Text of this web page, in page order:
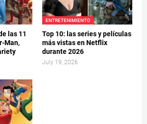
las 11
Man,
ENTRETENIMIENTO
Top 10: las series y películas
más vistas en Netflix
durante 2026
July 19, 2026